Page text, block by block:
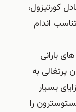
کورتیزول،
اندام
بارانی
پرتغالی به
بسیار
را